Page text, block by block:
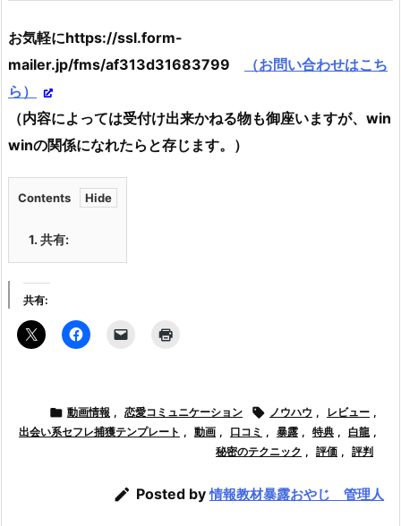
お気軽にhttps://ssl.form-
mailer.jp/fms/af313d31683799
（お問い合わせはこち
ら）
（内容によっては受付け出来かねる物も御座いますが、win
winの関係になれたらと存じます。）
Contents
1. 共有:
共有:
 動画情報 , 恋愛コミュニケーション  ノウハウ , レビュー ,
出会い系セフレ捕獲テンプレート , 動画 , 口コミ , 暴露 , 特典 , 白龍 ,
秘密のテクニック , 評価 , 評判
 Posted by情報教材暴露おやじ 管理人